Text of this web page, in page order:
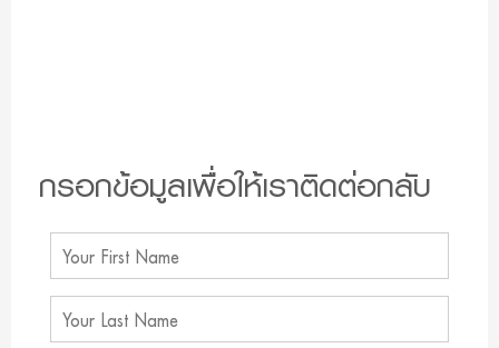
กรอกข้อมูลเพื่อให้เราติดต่อกลับ